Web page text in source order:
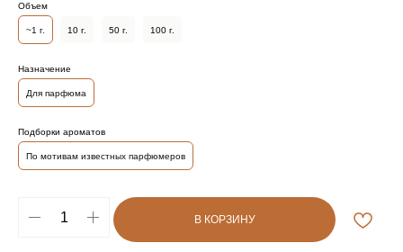
Объем
~1 г. 10 г. 50 г. 100 г.
Назначение
Для парфюма
Подборки ароматов
По мотивам известных парфюмеров
В КОРЗИНУ